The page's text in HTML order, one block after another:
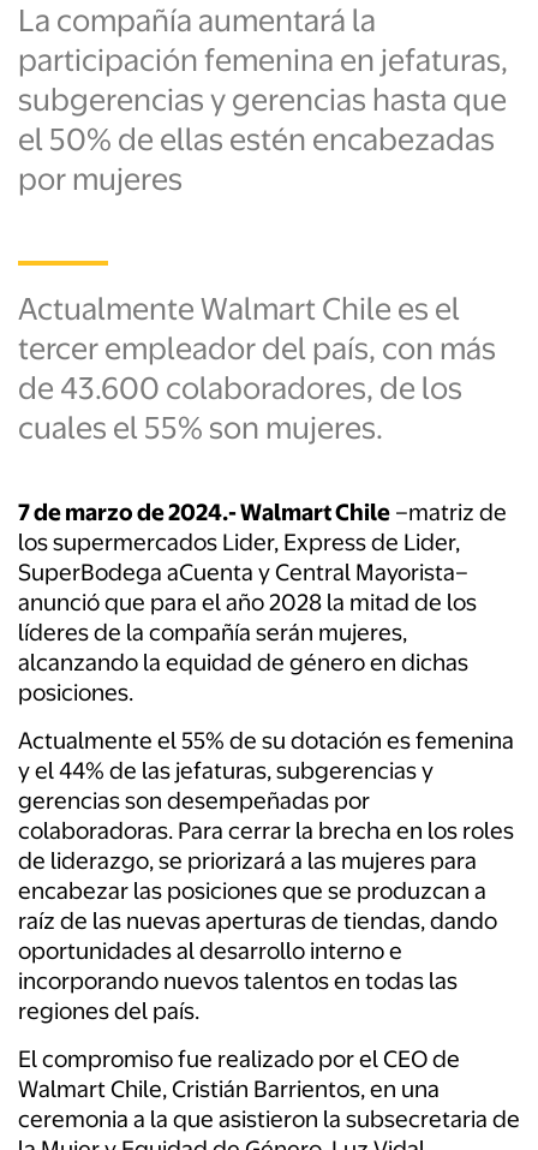
La compañía aumentará la
participación femenina en jefaturas,
subgerencias y gerencias hasta que
el 50% de ellas estén encabezadas
por mujeres
Actualmente Walmart Chile es el
tercer empleador del país, con más
de 43.600 colaboradores, de los
cuales el 55% son mujeres.
7 de marzo de 2024.- Walmart Chile –matriz de
los supermercados Lider, Express de Lider,
SuperBodega aCuenta y Central Mayorista–
anunció que para el año 2028 la mitad de los
líderes de la compañía serán mujeres,
alcanzando la equidad de género en dichas
posiciones.
Actualmente el 55% de su dotación es femenina
y el 44% de las jefaturas, subgerencias y
gerencias son desempeñadas por
colaboradoras. Para cerrar la brecha en los roles
de liderazgo, se priorizará a las mujeres para
encabezar las posiciones que se produzcan a
raíz de las nuevas aperturas de tiendas, dando
oportunidades al desarrollo interno e
incorporando nuevos talentos en todas las
regiones del país.
El compromiso fue realizado por el CEO de
Walmart Chile, Cristián Barrientos, en una
ceremonia a la que asistieron la subsecretaria de